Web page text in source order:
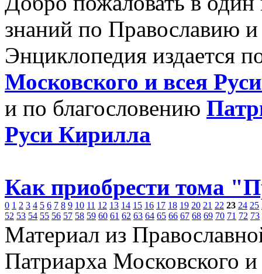
знаний по Православию
Энциклопедия издается
Московского и всея
и по благословению
Руси Кирилла
Как приобрести тома
0 1 2 3 4 5 6 7 8 9 10 11 12 13 14 15 16 17 18 19 20 21 22 23 24 25
52 53 54 55 56 57 58 59 60 61 62 63 64 65 66 67 68 69 70 71 72 73
Материал из
Патриарха Московского